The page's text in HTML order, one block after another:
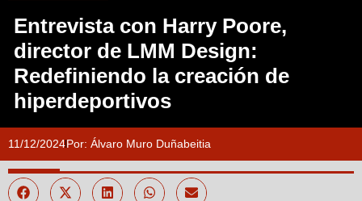
Entrevista con Harry Poore,
director de LMM Design:
Redefiniendo la creación de
hiperdeportivos
11/12/2024Por: Álvaro Muro Duñabeitia